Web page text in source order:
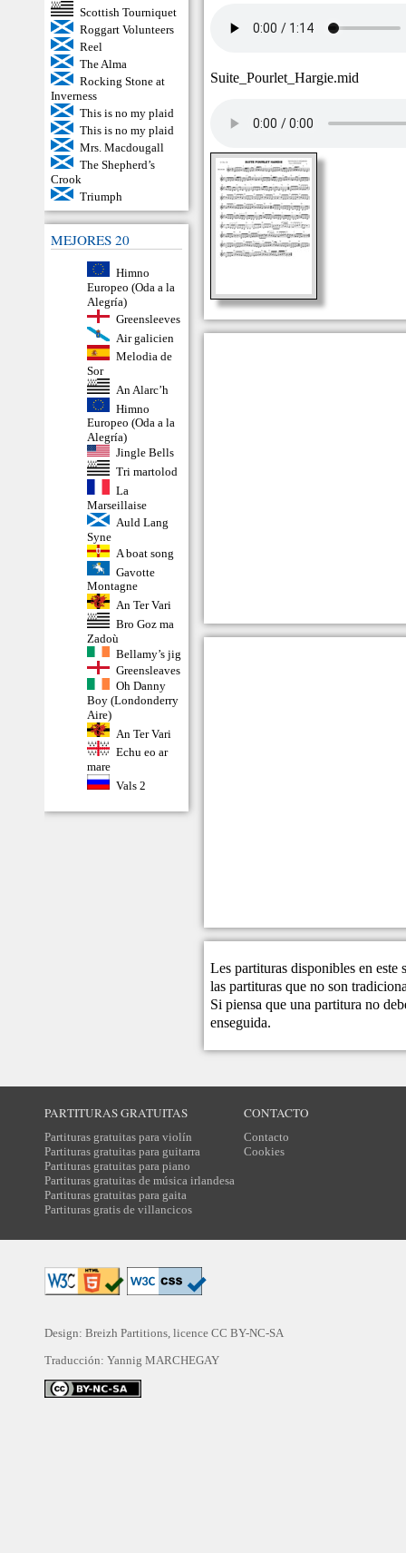
Scottish Tourniquet
Roggart Volunteers
Reel
The Alma
Rocking Stone at
Inverness
This is no my plaid
This is no my plaid
Mrs. Macdougall
The Shepherd’s
Crook
Triumph
MEJORES 20
Himno
Europeo (Oda a la
Alegría)
Greensleeves
Air galicien
Melodia de
Sor
An Alarc’h
Himno
Europeo (Oda a la
Alegría)
Jingle Bells
Tri martolod
La
Marseillaise
Auld Lang
Syne
A boat song
Gavotte
Montagne
An Ter Vari
Bro Goz ma
Zadoù
Bellamy’s jig
Greensleaves
Oh Danny
Boy (Londonderry
Aire)
An Ter Vari
Echu eo ar
mare
Vals 2
Suite_Pourlet_Hargie.mid
Les partituras disponibles en este
las partituras que no son
Si piensa que una partitura no
enseguida.
PARTITURAS GRATUITAS
Partituras gratuitas para violín
Partituras gratuitas para guitarra
Partituras gratuitas para piano
Partituras gratuitas de música irlandesa
Partituras gratuitas para gaita
Partituras gratis de villancicos
CONTACTO
Contacto
Cookies
Design: Breizh Partitions, licence CC BY-NC-SA
Traducción: Yannig MARCHEGAY